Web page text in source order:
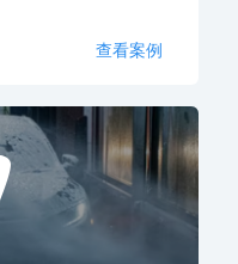
查看案例